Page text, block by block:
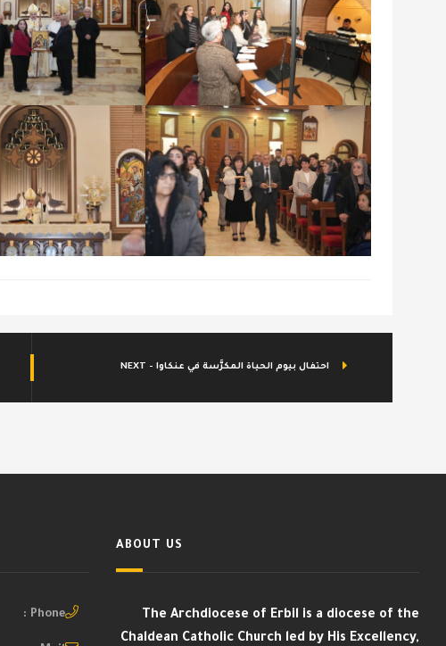
NEXT - احتفال بيوم الحياة المكرَّسة في عنكاوا
ABOUT US
The Archdiocese of Erbil is a diocese of the
Chaldean Catholic Church led by His Excellency,
Phone :